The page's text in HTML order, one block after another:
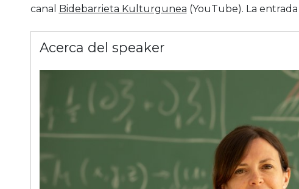
canal Bidebarrieta Kulturgunea (YouTube). La
Acerca del speaker